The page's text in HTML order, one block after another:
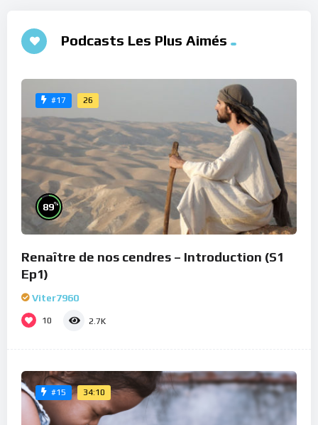
Podcasts Les Plus Aimés
#17 26
89%
Renaître de nos cendres – Introduction (S1
Ep1)
Viter7960
10 2.7K
#15 34:10